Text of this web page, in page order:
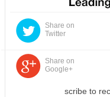
Share on
Twitter
Share on
Google+
scribe to